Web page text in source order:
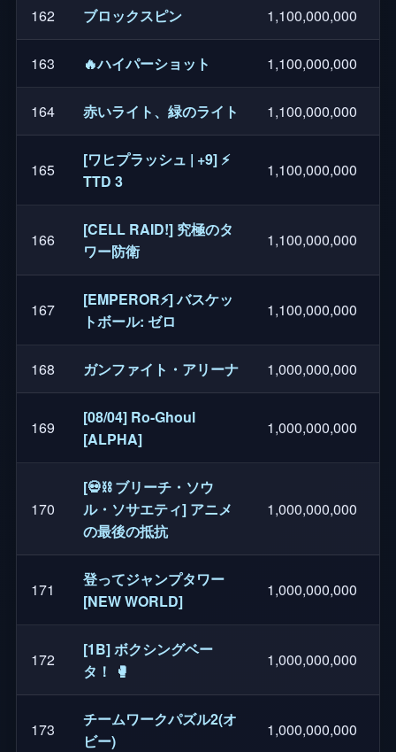
162 ブロックスピン 1,100,000,000
163 🔥ハイパーショット 1,100,000,000
164 赤いライト、緑のライト 1,100,000,000
165
[ワヒプラッシュ | +9] ⚡
TTD 3
1,100,000,000
166
[CELL RAID!] 究極のタ
ワー防衛
1,100,000,000
167
[EMPEROR⚡] バスケッ
トボール: ゼロ
1,100,000,000
168 ガンファイト・アリーナ 1,000,000,000
169
[08/04] Ro-Ghoul
[ALPHA]
1,000,000,000
170
[💀⛓️ ブリーチ・ソウ
ル・ソサエティ] アニメ
の最後の抵抗
1,000,000,000
171
登ってジャンプタワー
[NEW WORLD]
1,000,000,000
172
[1B] ボクシングベー
タ！ 🥊
1,000,000,000
173
チームワークパズル2(オ
ビー)
1,000,000,000